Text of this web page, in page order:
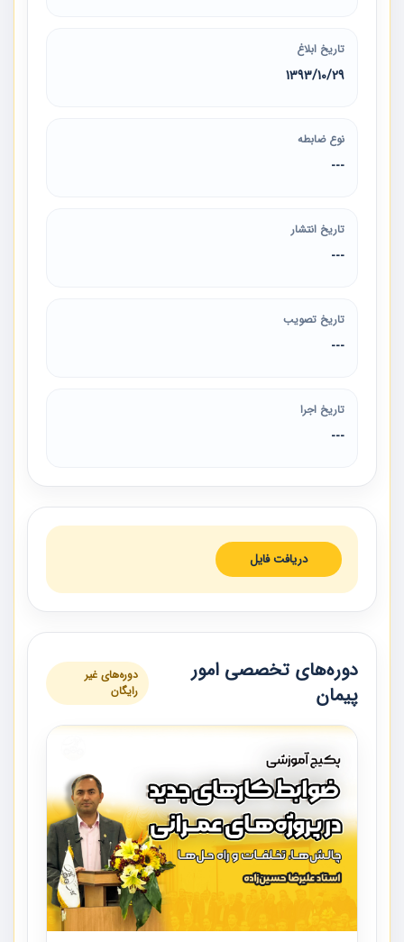
تاریخ ابلاغ
1393/10/29
نوع ضابطه
---
تاریخ انتشار
---
تاریخ تصویب
---
تاریخ اجرا
---
دریافت فایل
دوره‌های تخصصی امور
پیمان
دوره‌های غیر
رایگان